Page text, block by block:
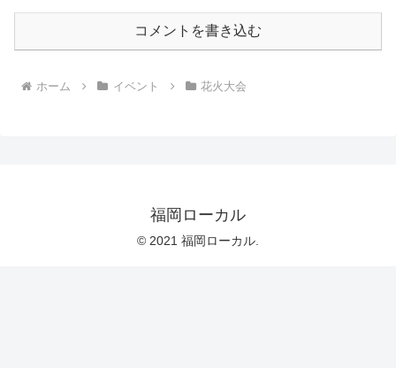
コメントを書き込む
ホーム イベント 花火大会
福岡ローカル
© 2021 福岡ローカル.